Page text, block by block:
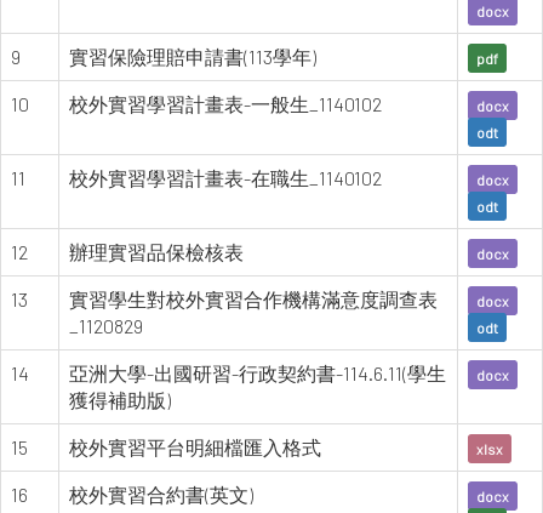
docx
9 實習保險理賠申請書(113學年) pdf
10 校外實習學習計畫表-一般生_1140102
docx
odt
11 校外實習學習計畫表-在職生_1140102
docx
odt
12 辦理實習品保檢核表 docx
13
實習學生對校外實習合作機構滿意度調查表
_1120829
docx
odt
14
亞洲大學-出國研習-行政契約書-114.6.11(學生
獲得補助版)
docx
15 校外實習平台明細檔匯入格式 xlsx
16 校外實習合約書(英文)
docx